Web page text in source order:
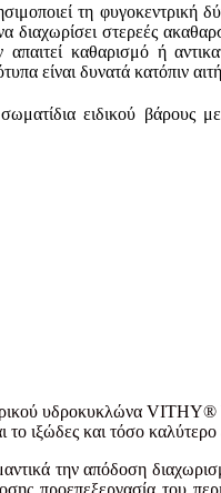
τη φυγοκεντρική
στερεές
απαιτεί καθαρισμό ή
είναι δυνατά κατόπιν
ειδικού βάρους
υδροκυκλώνα VITHY®
ιξώδες και τόσο
την απόδοση
προεπεξεργασία του